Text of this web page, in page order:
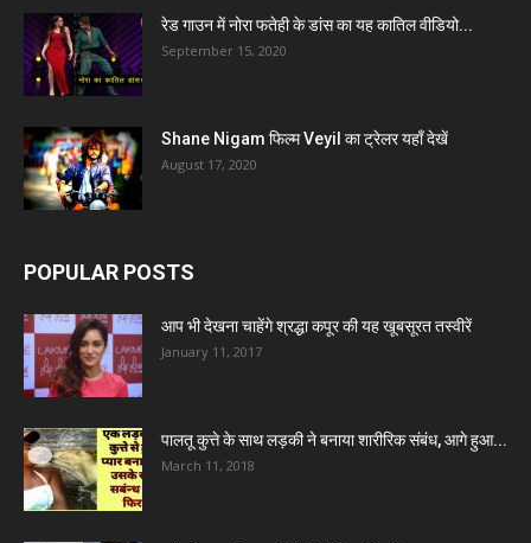
रेड गाउन में नोरा फतेही के डांस का यह कातिल वीडियो...
September 15, 2020
Shane Nigam फिल्म Veyil का ट्रेलर यहाँ देखें
August 17, 2020
POPULAR POSTS
आप भी देखना चाहेंगे श्रद्धा कपूर की यह खूबसूरत तस्वीरें
January 11, 2017
पालतू कुत्ते के साथ लड़की ने बनाया शारीरिक संबंध, आगे हुआ...
March 11, 2018